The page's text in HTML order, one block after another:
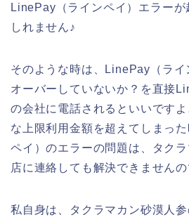
LinePay（ラインペイ）エラー
しれません♪
そのような時は、LinePay（ラ
オーバーしていないか？を直接
の会社に電話されるといいです
な上限利用金額を超えてしまっ
ペイ）のエラーの問題は、タク
店に連絡しても解決できません
私自身は、タクラマカン砂漠人参